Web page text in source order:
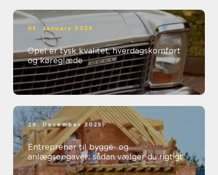
05. January 2026
Opel er tysk kvalitet, hverdagskomfort
og køreglæde
29. December 2025
Entreprenør til bygge- og
anlægsopgaver: sådan vælger du rigtigt